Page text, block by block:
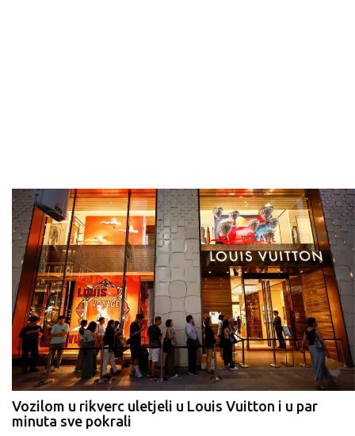
Vozilom u rikverc uletjeli u Louis Vuitton i u par
minuta sve pokrali